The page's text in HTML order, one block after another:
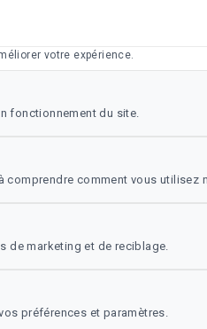
votre expérience.
fonctionnement du site.
comprendre comment vous utilisez
de marketing et de reciblage.
préférences et paramètres.